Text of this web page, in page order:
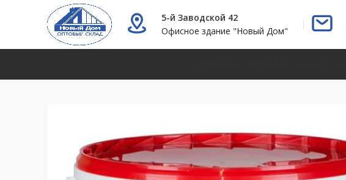
5-й Заводской 42
Офисное здание "Новый Дом"